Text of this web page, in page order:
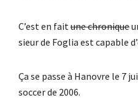
C’est en faitune chronique
sieur de Foglia est capable
Ça se passe à Hanovre le 7
soccer de 2006.